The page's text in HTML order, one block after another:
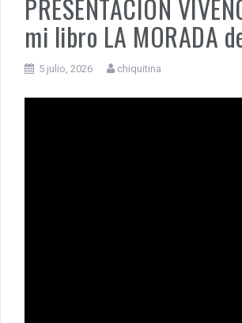
PRESENTACIÓN
mi libro LA MORADA
5 julio, 2026 chiquitina